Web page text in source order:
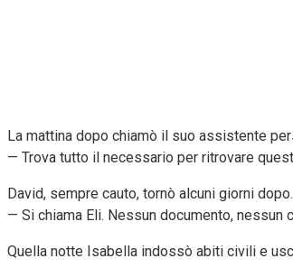
La mattina dopo chiamò il suo assistente
— Trova tutto il necessario per ritrovare
David, sempre cauto, tornò alcuni giorni dopo.
— Si chiama Eli. Nessun documento, nessun
Quella notte Isabella indossò abiti civili e